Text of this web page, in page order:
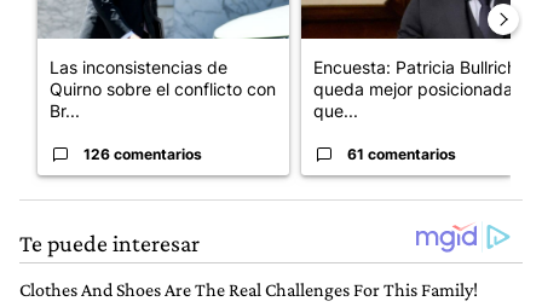
Las inconsistencias de
Quirno sobre el conflicto con
Br...
126 comentarios
Encuesta: Patricia Bullrich
queda mejor posicionada
que...
61 comentarios